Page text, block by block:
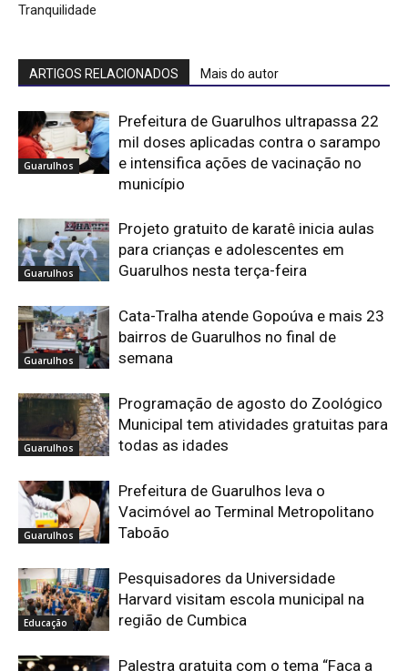
Tranquilidade
ARTIGOS RELACIONADOS Mais do autor
Guarulhos
Prefeitura de Guarulhos ultrapassa 22
mil doses aplicadas contra o sarampo
e intensifica ações de vacinação no
município
Guarulhos
Projeto gratuito de karatê inicia aulas
para crianças e adolescentes em
Guarulhos nesta terça-feira
Guarulhos
Cata-Tralha atende Gopoúva e mais 23
bairros de Guarulhos no final de
semana
Guarulhos
Programação de agosto do Zoológico
Municipal tem atividades gratuitas para
todas as idades
Guarulhos
Prefeitura de Guarulhos leva o
Vacimóvel ao Terminal Metropolitano
Taboão
Educação
Pesquisadores da Universidade
Harvard visitam escola municipal na
região de Cumbica
Palestra gratuita com o tema “Faça a